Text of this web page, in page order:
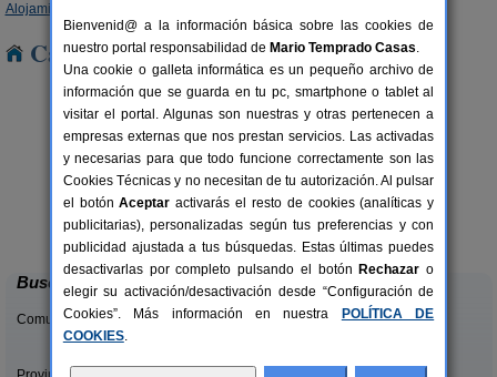
Alojamientos
Casas Rurales cerca de Anes
6 pers.
desde19 €
El Pajar de Pumarega
Castropol (Asturias)
Buscar
Comunidades:
Bienvenid@ a la información básica sobre las cookies de
nuestro portal responsabilidad de Mario Temprado Casas.
Una cookie o galleta informática es un pequeño archivo de
información que se guarda en tu pc, smartphone o tablet al
visitar el portal. Algunas son nuestras y otras pertenecen a
empresas externas que nos prestan servicios. Las activadas
y necesarias para que todo funcione correctamente son las
Cookies Técnicas y no necesitan de tu autorización. Al pulsar
el botónAceptar activarás el resto de cookies (analíticas y
publicitarias), personalizadas según tus preferencias y con
publicidad ajustada a tus búsquedas. Estas últimas puedes
desactivarlas por completo pulsando el botón Rechazar o
elegir su activación/desactivación desde “Configuración de
Cookies”. Más información en nuestra
POLÍTICA DE
COOKIES.